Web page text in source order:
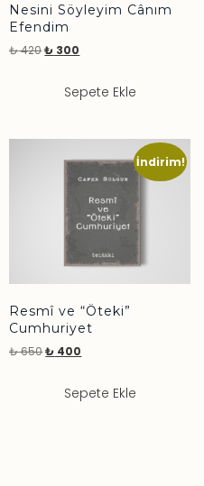
Nesini Söyleyim Cânım
Efendim
₺420₺ 300
Sepete Ekle
İndirim!
Resmî ve “Öteki”
Cumhuriyet
₺650₺ 400
Sepete Ekle